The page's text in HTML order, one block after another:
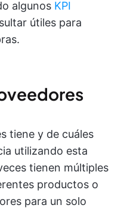
algunos KPI
útiles para
tiene y de cuáles
utilizando esta
tienen múltiples
productos o
para un solo